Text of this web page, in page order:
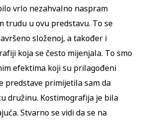
vrlo nezahvalno naspram
trudu u ovu predstavu. To se
složenoj, a također i
koja se često mijenjala. To smo
efektima koji su prilagođeni
predstave primijetila sam da
družinu. Kostimografija je bila
Stvarno se vidi da se na